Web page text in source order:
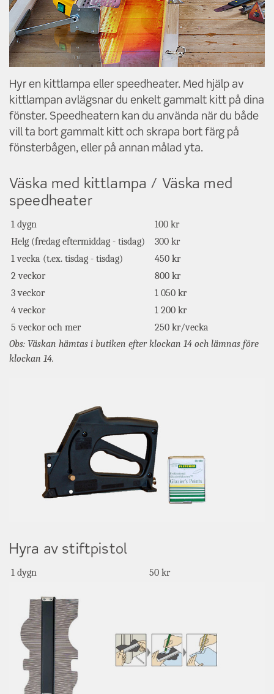
Hyr en kittlampa eller speedheater. Med hjälp av
kittlampan avlägsnar du enkelt gammalt kitt på dina
fönster. Speedheatern kan du använda när du både
vill ta bort gammalt kitt och skrapa bort färg på
fönsterbågen, eller på annan målad yta.
Väska med kittlampa / Väska med
speedheater
1 dygn
100 kr
Helg (fredag eftermiddag - tisdag)
300 kr
1 vecka (t.ex. tisdag - tisdag)
450 kr
2 veckor
800 kr
3 veckor
1 050 kr
4 veckor
1 200 kr
5 veckor och mer
250 kr/vecka
Obs: Väskan hämtas i butiken efter klockan 14 och lämnas före
klockan 14.
Hyra av stiftpistol
1 dygn 50 kr